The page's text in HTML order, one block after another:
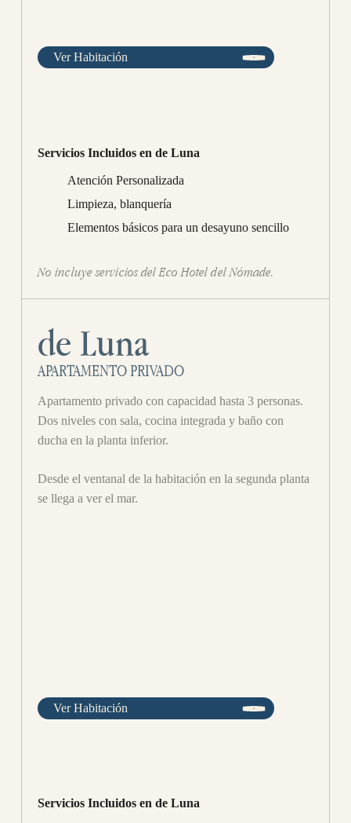
Ver Habitación
Servicios Incluidos en de Luna
Atención Personalizada
Limpieza, blanquería
Elementos básicos para un desayuno sencillo
No incluye servicios del Eco Hotel del Nómade.
de Luna
APARTAMENTO PRIVADO
Apartamento privado con capacidad hasta 3 personas.
Dos niveles con sala, cocina integrada y baño con
ducha en la planta inferior.
Desde el ventanal de la habitación en la segunda planta
se llega a ver el mar.
Ver Habitación
Servicios Incluidos en de Luna